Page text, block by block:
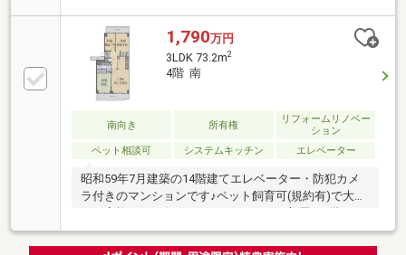
バルコニー
1,790万円
3LDK 73.2m2
4階 南
南向き 所有権
リフォームリノベー
ション
ペット相談可
システムキッチン エレベーター
昭和59年7月建築の14階建てエレベーター・防犯カメ
ラ付きのマンションです♪ペット飼育可(規約有)で大切
アの南向き、通風良好な3LDKです！LDK約13.8帖で開
放感がございます♪2WAYキッチンで廊下と行き来がで